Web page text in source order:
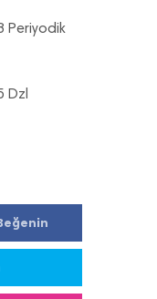
Periyodik
Dzl